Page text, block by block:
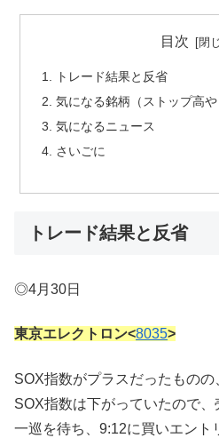
目次
トレード結果と反省
気になる銘柄（ストップ高や
気になるニュース
さいごに
トレード結果と反省
◎4月30日
東京エレクトロン<8035>
SOX指数がプラスだったもの
SOX指数は下がっていたので、
一巡を待ち、9:12に買いエント